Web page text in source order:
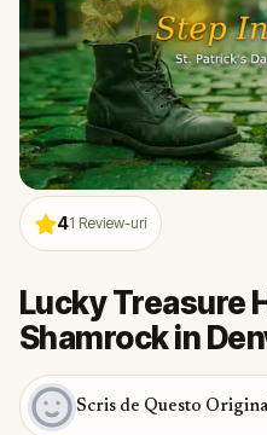
41 Review-uri
Lucky Treasure
Shamrock in
Scris de Questo